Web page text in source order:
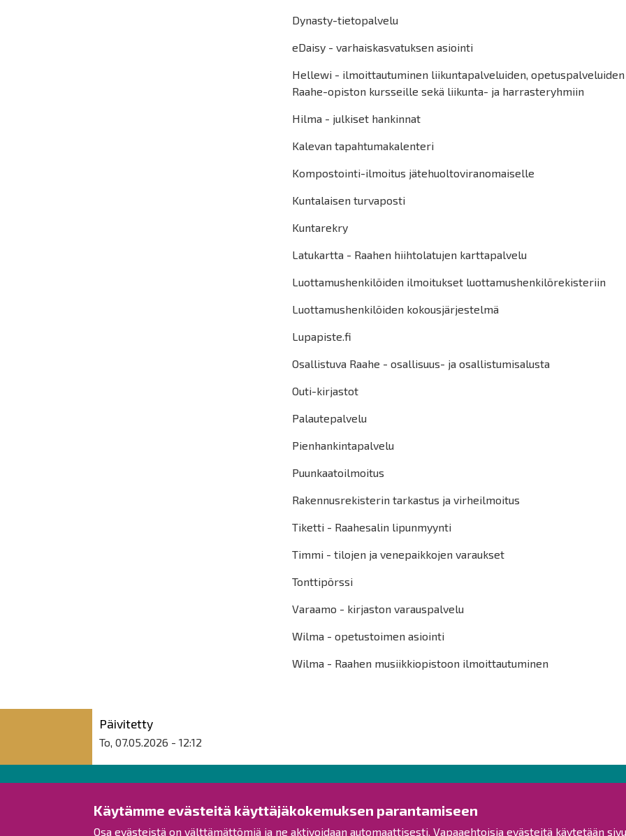
Käytämme evästeitä käyttäjäkokemuksen parantamiseen
Osa evästeistä on välttämättömiä ja ne aktivoidaan automaattisesti. Vapaaehtoisia evästeitä käytetään
Dynasty-tietopalvelu
eDaisy - varhaiskasvatuksen asiointi
Hellewi - ilmoittautuminen liikuntapalveluiden, opetuspalveluiden
Raahe-opiston kursseille sekä liikunta- ja harrasteryhmiin
Hilma - julkiset hankinnat
Kalevan tapahtumakalenteri
Kompostointi-ilmoitus jätehuoltoviranomaiselle
Kuntalaisen turvaposti
Kuntarekry
Latukartta - Raahen hiihtolatujen karttapalvelu
Luottamushenkilöiden ilmoitukset luottamushenkilörekisteriin
Luottamushenkilöiden kokousjärjestelmä
Lupapiste.fi
Osallistuva Raahe - osallisuus- ja osallistumisalusta
Outi-kirjastot
Palautepalvelu
Pienhankintapalvelu
Puunkaatoilmoitus
Rakennusrekisterin tarkastus ja virheilmoitus
Tiketti - Raahesalin lipunmyynti
Timmi - tilojen ja venepaikkojen varaukset
Tonttipörssi
Varaamo - kirjaston varauspalvelu
Wilma - opetustoimen asiointi
Wilma - Raahen musiikkiopistoon ilmoittautuminen
Päivitetty
To, 07.05.2026 - 12:12
Raahen kaupunki Ota yhteyttä!